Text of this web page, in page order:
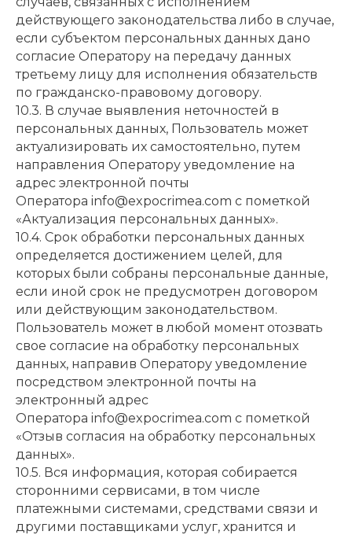
действующего законодательства либо в случае,
если субъектом персональных данных дано
согласие Оператору на передачу данных
третьему лицу для исполнения обязательств
по гражданско-правовому договору.
10.3. В случае выявления неточностей в
персональных данных, Пользователь может
актуализировать их самостоятельно, путем
направления Оператору уведомление на
адрес электронной почты
Оператора info@expocrimea.com с пометкой
«Актуализация персональных данных».
10.4. Срок обработки персональных данных
определяется достижением целей, для
которых были собраны персональные данные,
если иной срок не предусмотрен договором
или действующим законодательством.
Пользователь может в любой момент отозвать
свое согласие на обработку персональных
данных, направив Оператору уведомление
посредством электронной почты на
электронный адрес
Оператора info@expocrimea.com с пометкой
«Отзыв согласия на обработку персональных
данных».
10.5. Вся информация, которая собирается
сторонними сервисами, в том числе
платежными системами, средствами связи и
другими поставщиками услуг, хранится и